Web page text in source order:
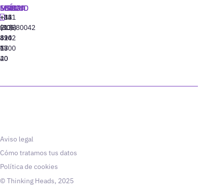
MADRID
+34
91
310
77
40
MIAMI
+1
(305)
424
13
20
SEÚL
+82
(10)
8942
6800
LISBOA
‪+351
213880042
Aviso legal
Cómo tratamos tus datos
Política de cookies
© Thinking Heads, 2025